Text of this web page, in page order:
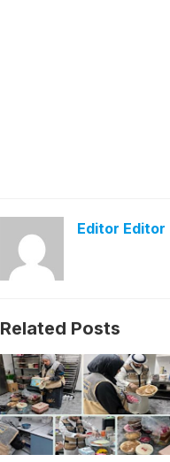
Editor Editor
Related Posts